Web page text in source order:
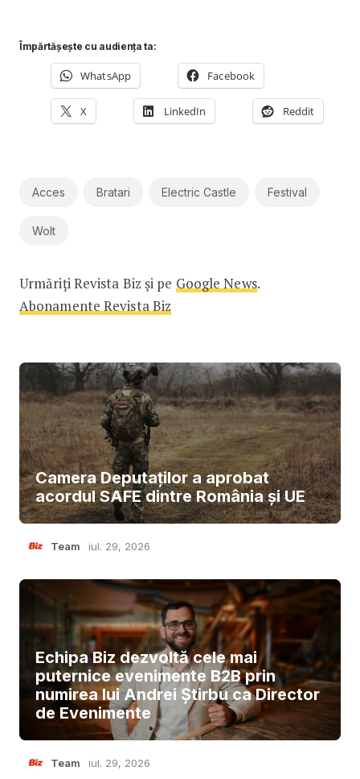
Împărtășește cu audiența ta:
WhatsApp Facebook
X LinkedIn Reddit
Acces Bratari Electric Castle Festival
Wolt
Urmăriți Revista Biz și pe Google News.
Abonamente Revista Biz
Camera Deputaților a aprobat
acordul SAFE dintre România și UE
Team iul. 29, 2026
Echipa Biz dezvoltă cele mai
puternice evenimente B2B prin
numirea lui Andrei Știrbu ca Director
de Evenimente
Team iul. 29, 2026